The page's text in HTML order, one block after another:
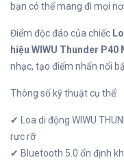
bạn có thể mang đi mọi
Điểm độc đáo của chiếc
hiệu WIWU Thunder P40
nhạc, tạo điểm nhấn nổi
Thông số kỹ thuật cụ thể:
✔ Loa di động WIWU
rực rỡ
✔ Bluetooth 5.0 ổn định